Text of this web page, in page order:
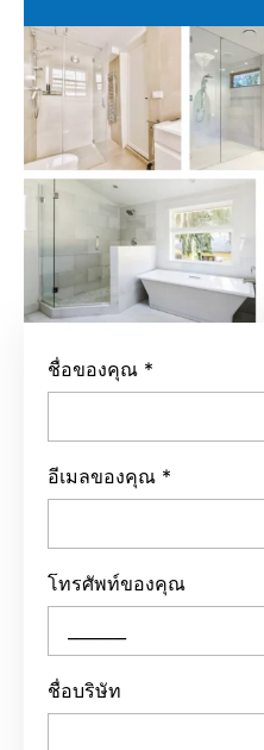
ชื่อของคุณ *
อีเมลของคุณ *
โทรศัพท์ของคุณ
ชื่อบริษัท